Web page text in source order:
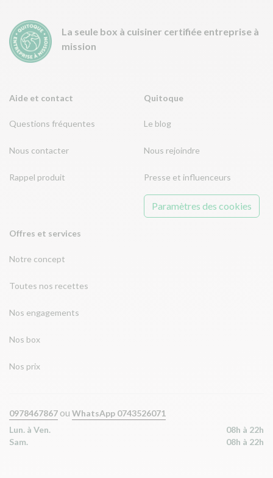
Aide et contact
Questions fréquentes
Nous contacter
Rappel produit
Offres et services
Notre concept
Toutes nos recettes
Nos engagements
Nos box
Nos prix
Quitoque
Le blog
Nous rejoindre
Presse et influenceurs
Paramètres des cookies
La seule box à cuisiner certifiée entreprise à
mission
0978467867 ou WhatsApp 0743526071
Lun. à Ven.
08h à 22h
Sam.
08h à 22h